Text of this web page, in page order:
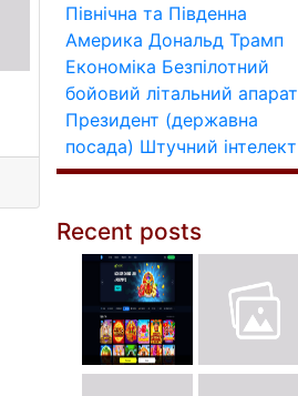
Північна та Південна
Америка Дональд Трамп
Економіка Безпілотний
бойовий літальний апарат
Президент (державна
посада) Штучний інтелект
Recent posts